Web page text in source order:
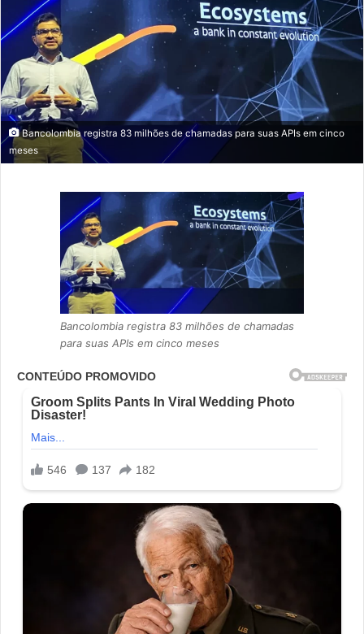
Bancolombia registra 83 milhões de chamadas para suas APIs em cinco
meses
Bancolombia registra 83 milhões de chamadas
para suas APIs em cinco meses